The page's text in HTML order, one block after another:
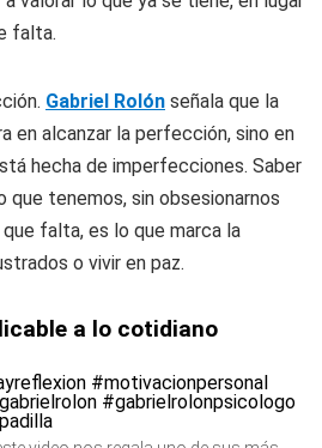
falta.
Gabriel Rolón señala que la
en alcanzar la perfección, sino en
hecha de imperfecciones. Saber
que tenemos, sin obsesionarnos
falta, es lo que marca la
o vivir en paz.
a lo cotidiano
#motivacionpersonal
#gabrielrolonpsicologo